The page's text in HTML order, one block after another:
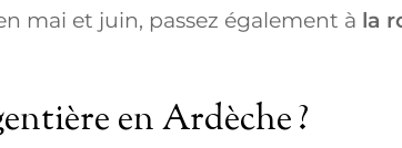
mai et juin, passez également à la
en Ardèche ?